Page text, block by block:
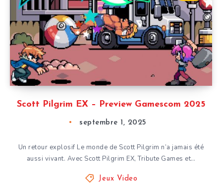
Scott Pilgrim EX – Preview Gamescom 2025
septembre 1, 2025
Un retour explosif Le monde de Scott Pilgrim n’a jamais été
aussi vivant. Avec Scott Pilgrim EX, Tribute Games et…
Jeux Video